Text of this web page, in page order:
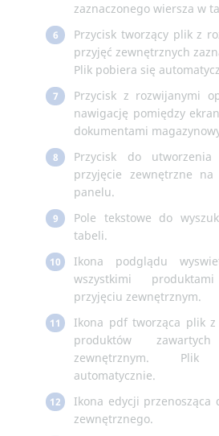
zaznaczonego wiersza w
6
Przycisk tworzący plik z
przyjęć zewnętrznych
Plik pobiera się
7
Przycisk z rozwijanymi
nawigację pomiędzy
dokumentami
8
Przycisk do
przyjęcie zewnętrzne na
panelu.
9
Pole tekstowe do
tabeli.
10
Ikona podglądu
wszystkimi
przyjęciu zewnętrznym.
11
Ikona pdf tworząca plik z
produktów
zewnętrznym.
automatycznie.
12
Ikona edycji przenosząca
zewnętrznego.